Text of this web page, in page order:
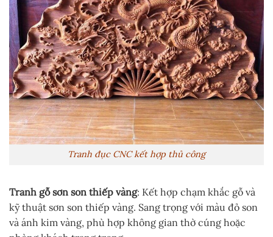
Tranh đục CNC kết hợp thủ công
Tranh gỗ sơn son thiếp vàng: Kết hợp chạm khắc gỗ và
kỹ thuật sơn son thiếp vàng. Sang trọng với màu đỏ son
và ánh kim vàng, phù hợp không gian thờ cúng hoặc